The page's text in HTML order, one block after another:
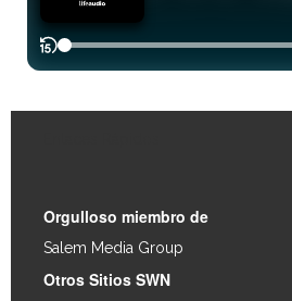
Orgulloso miembro de
Salem Media Group
Otros Sitios SWN